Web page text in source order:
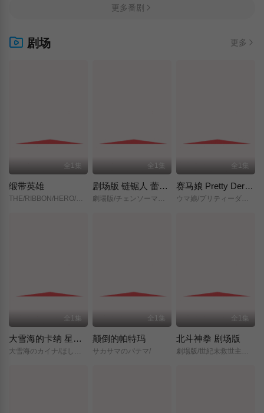
更多番剧
剧场 更多
全1集
缎带英雄
全1集
剧场版 链锯人 蕾塞篇(正式版)
全1集
赛马娘 Pretty Derby 新时代之门
全1集
大雪海的卡纳 星之贤者
大雪海のカイナ/ほしのけんじゃ/
全1集
颠倒的帕特玛
サカサマのパテマ/
全1集
北斗神拳 剧场版
劇場版/世紀末救世主伝説/北斗の拳/